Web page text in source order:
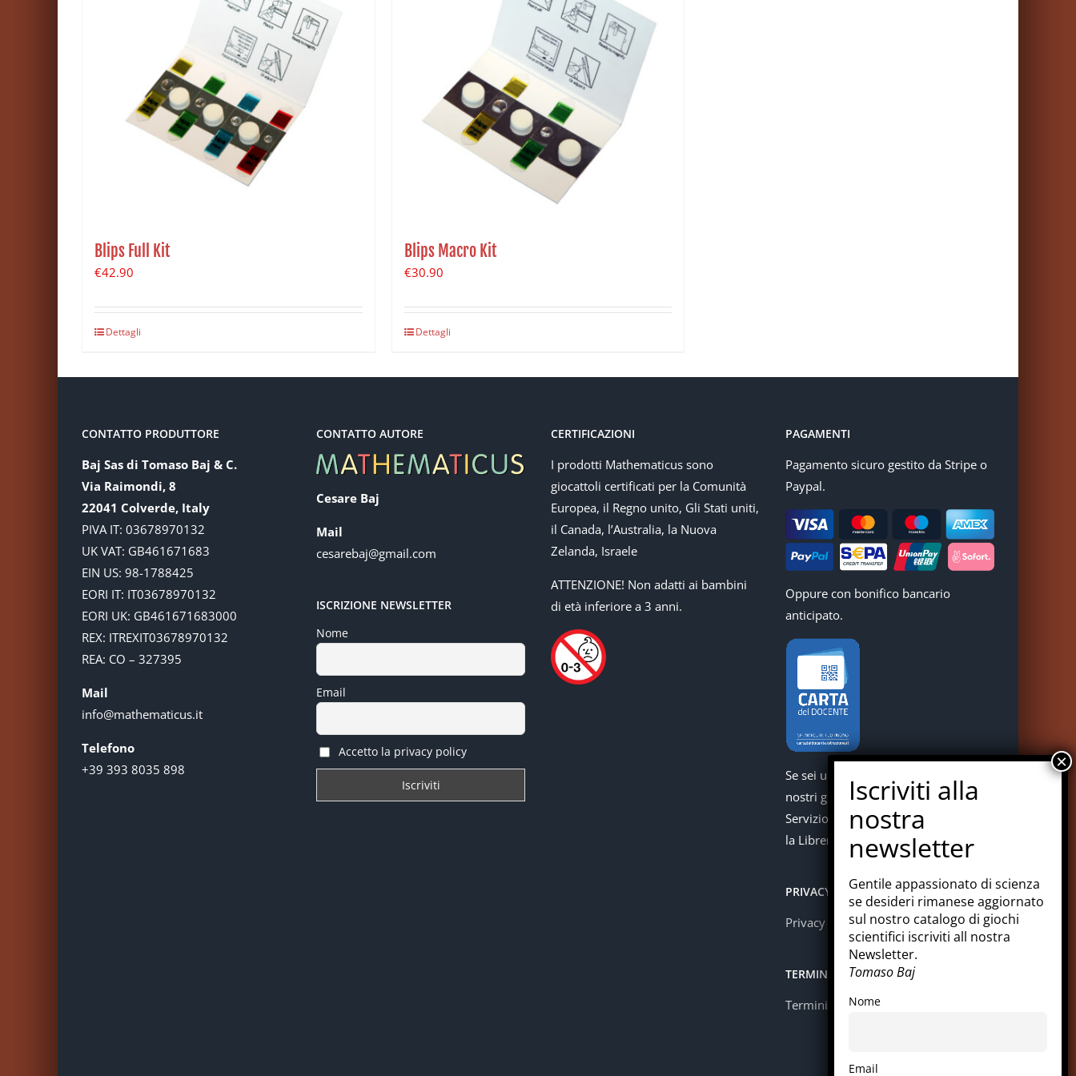
Blips Full Kit
€42.90
Dettagli
Blips Macro Kit
€30.90
Dettagli
CONTATTO PRODUTTORE
Baj Sas di Tomaso Baj & C.
Via Raimondi, 8
22041 Colverde, Italy
PIVA IT: 03678970132
UK VAT: GB461671683
EIN US: 98-1788425
EORI IT: IT03678970132
EORI UK: GB461671683000
REX: ITREXIT03678970132
REA: CO – 327395
Mail
info@mathematicus.it
Telefono
+39 393 8035 898
CONTATTO AUTORE
Cesare Baj
Mail
cesarebaj@gmail.com
ISCRIZIONE NEWSLETTER
Nome
Email
Accetto la privacy policy
CERTIFICAZIONI
I prodotti Mathematicus sono
giocattoli certificati per la Comunità
Europea, il Regno unito, Gli Stati uniti,
il Canada, l’Australia, la Nuova
Zelanda, Israele
ATTENZIONE! Non adatti ai bambini
di età inferiore a 3 anni.
PAGAMENTI
Pagamento sicuro gestito da Stripe o
Paypal.
Oppure con bonifico bancario
anticipato.
Se sei un docente puoi acquistare i
nostri giochi con la carta del docente.
Servizio offerto in collaborazione con
la Libreria Colosi di Messina.
PRIVACY
Privacy policy
TERMINI E CONDIZIONI
Termini e condizioni
Gentile appassionato di scienza
se desideri rimanese aggiornato
sul nostro catalogo di giochi
scientifici iscriviti all nostra
Newsletter.
Tomaso Baj
Nome
Email